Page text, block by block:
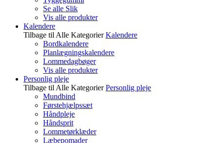
Se alle Slik
Vis alle produkter
Kalendere
Tilbage til Alle Kategorier Kalendere
Bordkalendere
Planlægningskalendere
Lommedagbøger
Vis alle produkter
Personlig pleje
Tilbage til Alle Kategorier Personlig pleje
Mundbind
Førstehjælpssæt
Håndpleje
Håndsprit
Lommetørklæder
Læbepomader